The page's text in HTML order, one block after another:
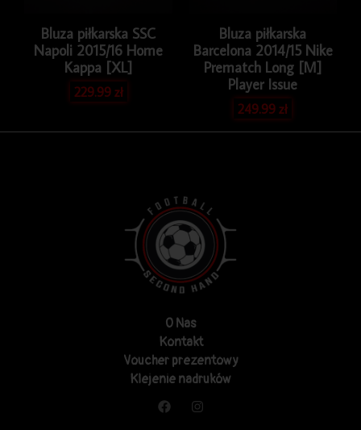
Bluza piłkarska SSC
Napoli 2015/16 Home
Kappa [XL]
229.99zł
Bluza piłkarska
Barcelona 2014/15 Nike
Prematch Long [M]
Player Issue
249.99zł
O Nas
Kontakt
Voucher prezentowy
Klejenie nadruków